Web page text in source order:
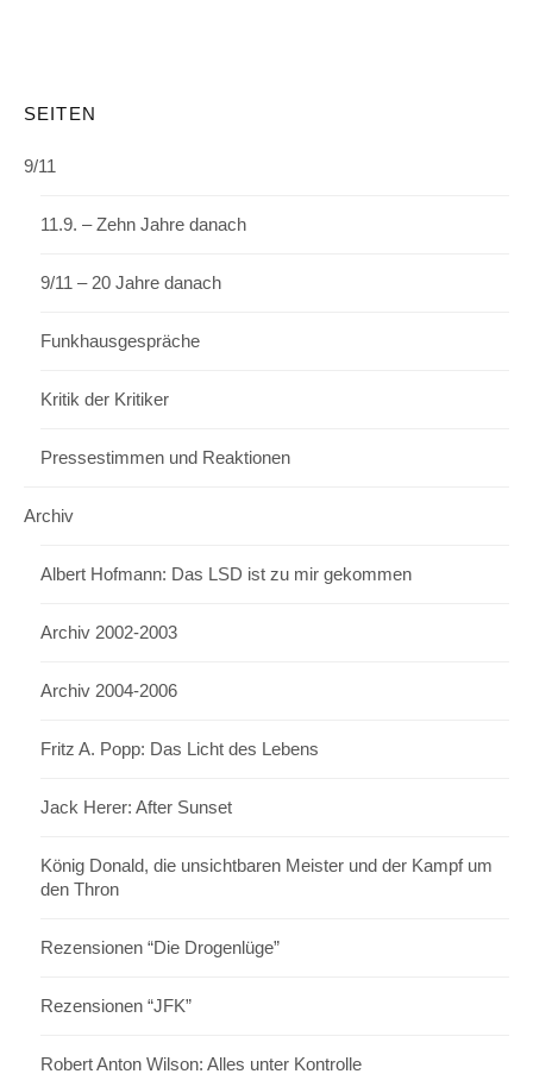
SEITEN
9/11
11.9. – Zehn Jahre danach
9/11 – 20 Jahre danach
Funkhausgespräche
Kritik der Kritiker
Pressestimmen und Reaktionen
Archiv
Albert Hofmann: Das LSD ist zu mir gekommen
Archiv 2002-2003
Archiv 2004-2006
Fritz A. Popp: Das Licht des Lebens
Jack Herer: After Sunset
König Donald, die unsichtbaren Meister und der Kampf um
den Thron
Rezensionen “Die Drogenlüge”
Rezensionen “JFK”
Robert Anton Wilson: Alles unter Kontrolle